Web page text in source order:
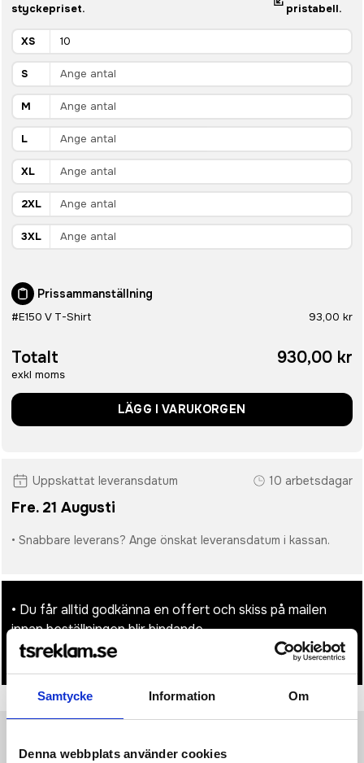
Samtycke Information Om
Denna webbplats använder cookies
styckepriset.
pristabell.
XS
S
M
L
XL
2XL
3XL
Prissammanställning
#E150 V T-Shirt 93,00 kr
Totalt
exkl moms
930,00 kr
LÄGG I VARUKORGEN
Uppskattat leveransdatum 10 arbetsdagar
Fre. 21 Augusti
• Snabbare leverans? Ange önskat leveransdatum i kassan.
• Du får alltid godkänna en offert och skiss på mailen
innan beställningen blir bindande.
• Tryckfil/er logo laddas upp i kassan.
ProduktinformationSpecifikationerPristabell